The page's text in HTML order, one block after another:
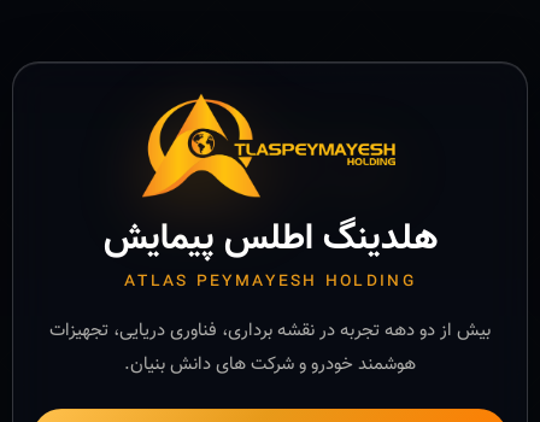
هلدینگ اطلس پیمایش
ATLAS PEYMAYESH HOLDING
بیش از دو دهه تجربه در نقشه برداری، فناوری دریایی، تجهیزات
هوشمند خودرو و شرکت های دانش بنیان.